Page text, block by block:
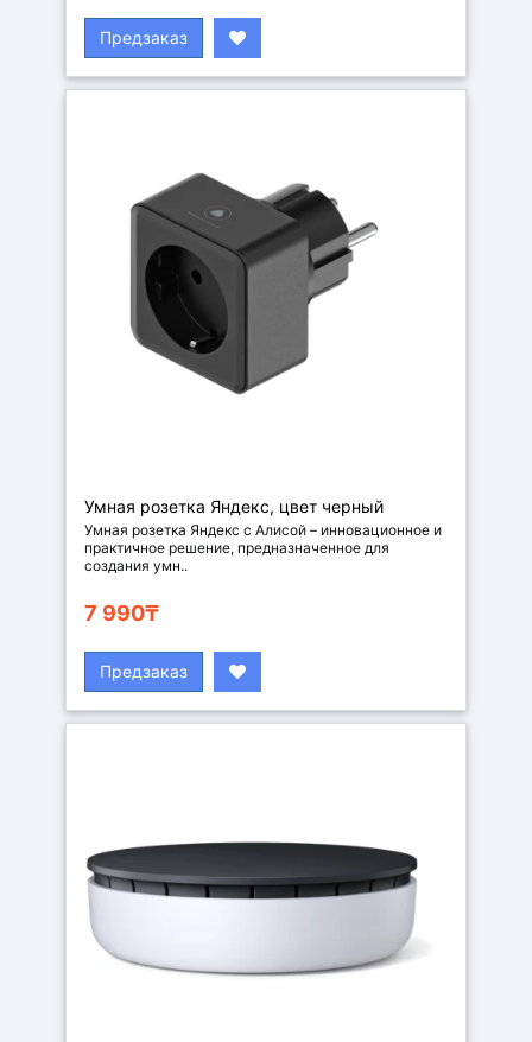
Предзаказ
Умная розетка Яндекс, цвет черный
Умная розетка Яндекс с Алисой – инновационное и
практичное решение, предназначенное для
создания умн..
7 990₸
Предзаказ